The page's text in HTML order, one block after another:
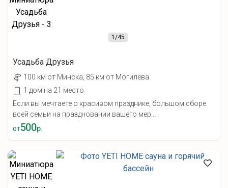
1/45
Усадьба Друзья
100 км от Минска, 85 км от Могилёва
1 дом на 21 место
Если вы мечтаете о красивом празднике, большом сборе
всей семьи на праздновании вашего мер...
от500р.